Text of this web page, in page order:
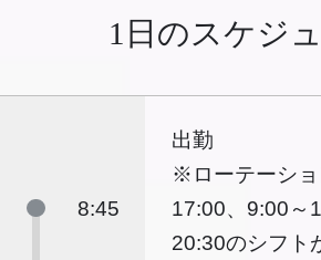
1日のスケジ
8:45
出勤
※ローテーショ
17:00、9:00～
20:30のシフト